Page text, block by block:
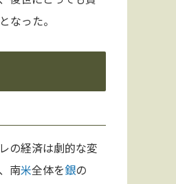
となった。
の経済は劇的な変
南米全体を銀の